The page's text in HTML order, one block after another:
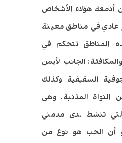
أدمغة هؤلاء الأشخاص
في مناطق معينة
المناطق تتحكم في
الجانب الأيمن
السقيفية وكذلك
النواة المذنبة. وهي
تنشط لدى مدمني
أن الحب هو نوع من